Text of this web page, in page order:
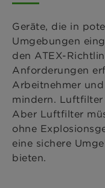
Geräte, die in
Umgebungen
den ATEX-
Anforderungen
Arbeitnehmer
mindern.
Aber Luftfilter
ohne
eine sichere
bieten.